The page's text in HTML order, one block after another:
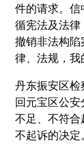
件的请求。信
循宪法及法律
撤销非法构陷
律、法规，我
丹东振安区检
回元宝区公
不足、不符合
不起诉的决定